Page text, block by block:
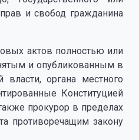
и свобод гражданина
актов полностью или
и опубликованным в
органа местного
Конституцией
прокурор в пределах
противоречащим закону